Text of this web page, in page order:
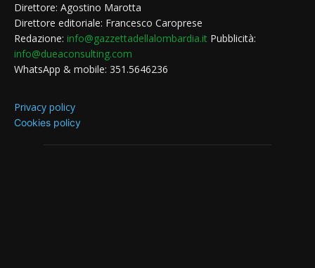
Direttore: Agostino Marotta
Direttore editoriale: Francesco Caroprese
Redazione: info@gazzettadellalombardia.it Pubblicità:
info@dueaconsulting.com
WhatsApp & mobile: 351.5646236
Privacy policy
Cookies policy